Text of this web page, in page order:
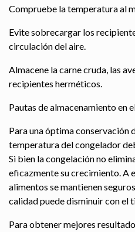
Compruebe la temperatura al
Evite sobrecargar los
circulación del aire.
Almacene la carne cruda, las
recipientes herméticos.
Pautas de almacenamiento en
Para una óptima conservación
temperatura del congelador
Si bien la congelación no
eficazmente su crecimiento. A
alimentos se mantienen
calidad puede disminuir con el
Para obtener mejores